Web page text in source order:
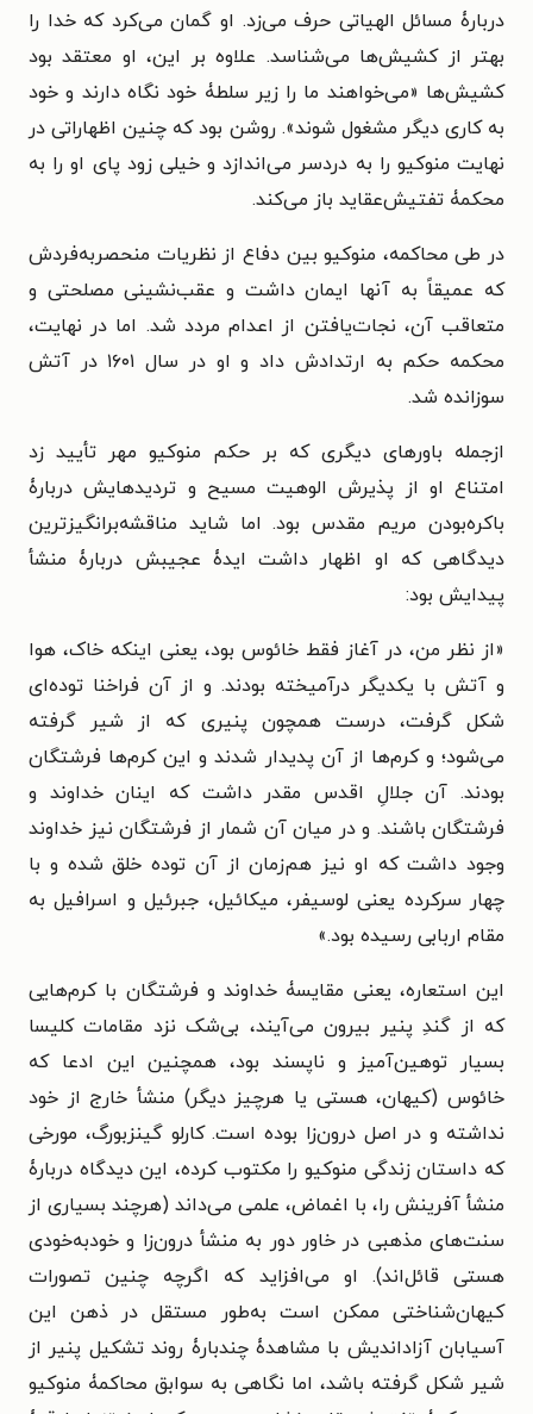
دربارۀ مسائل الهیاتی حرف می‌زد. او گمان می‌کرد که خدا را
بهتر از کشیش‌ها می‌شناسد. علاوه بر این، او معتقد بود
کشیش‌ها «می‌خواهند ما را زیر سلطۀ خود نگاه دارند و خود
به کاری دیگر مشغول شوند». روشن بود که چنین اظهاراتی در
نهایت منوکیو را به دردسر می‌اندازد و خیلی زود پای او را به
محکمۀ تفتیش‌عقاید باز می‌کند.
در طی محاکمه، منوکیو بین دفاع از نظریات منحصربه‌فردش
که عمیقاً به آنها ایمان داشت‌ و عقب‌نشینی مصلحتی و
متعاقب آن، نجات‌یافتن از اعدام مردد شد. اما در نهایت،
محکمه حکم به ارتدادش داد و او در سال ۱۶۰۱ در آتش
سوزانده شد.
ازجمله باورهای دیگری که بر حکم منوکیو مهر تأیید زد
امتناع او از پذیرش الوهیت مسیح و تردیدهایش دربارۀ
باکره‌بودن مریم مقدس بود. اما شاید مناقشه‌برانگیزترین
دیدگاهی که او اظهار داشت ایدۀ عجیبش دربارۀ منشأ
پیدایش بود:
«از نظر من، در آغاز فقط خائوس بود، یعنی اینکه خاک، هوا
و آتش با یکدیگر درآمیخته بودند. و از آن فراخنا توده‌ای
شکل گرفت، درست همچون پنیری که از شیر گرفته
می‌شود؛ و کرم‌ها از آن پدیدار شدند و این کرم‌ها فرشتگان
بودند. آن جلالِ اقدس مقدر داشت که اینان خداوند و
فرشتگان باشند. و در میان آن شمار از فرشتگان نیز خداوند
وجود داشت که او نیز هم‌زمان از آن توده خلق شده و با
چهار سرکرده یعنی لوسیفر، میکائیل، جبرئیل و اسرافیل به
مقام اربابی رسیده بود.»
این استعاره، یعنی مقایسۀ خداوند و فرشتگان با کرم‌هایی
که از گندِ پنیر بیرون می‌آیند، بی‌شک نزد مقامات کلیسا
بسیار توهین‌آمیز و ناپسند بود، همچنین این ادعا که
خائوس (کیهان، هستی یا هرچیز دیگر) منشأ خارج از خود
نداشته و در اصل درون‌زا بوده است. کارلو گینزبورگ، مورخی
که داستان زندگی منوکیو را مکتوب کرده، این دیدگاه دربارۀ
منشأ آفرینش را، با اغماض، علمی می‌داند (هرچند بسیاری از
سنت‌های مذهبی در خاور دور به منشأ درون‌زا و خودبه‌خودی
هستی قائل‌اند). او می‌افزاید که اگرچه چنین تصورات
کیهان‌شناختی ممکن است به‌طور مستقل در ذهن این
آسیابان آزاداندیش با مشاهد‌ۀ چندبارۀ روند تشکیل پنیر از
شیر شکل گرفته باشد، اما نگاهی به سوابق محاکمۀ منوکیو